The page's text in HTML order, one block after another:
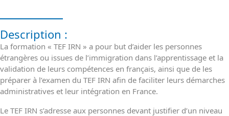
Description :
La formation « TEF IRN » a pour but d’aider les personnes
étrangères ou issues de l’immigration dans l’apprentissage et la
validation de leurs compétences en français, ainsi que de les
préparer à l’examen du TEF IRN afin de faciliter leurs démarches
administratives et leur intégration en France.
Le TEF IRN s’adresse aux personnes devant justifier d’un niveau